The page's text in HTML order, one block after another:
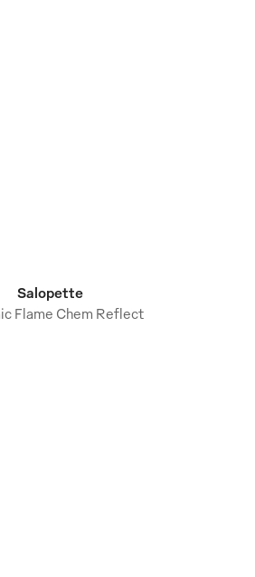
Salopette
Flame Chem Reflect